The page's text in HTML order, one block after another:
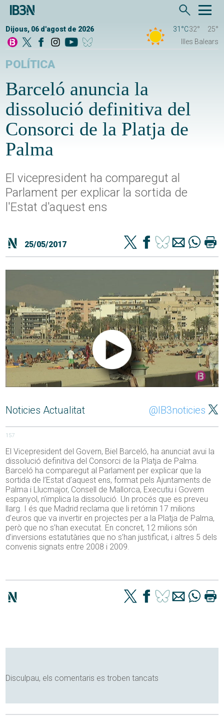
Dijous, 06 d'agost de 2026 31°C32°
25°
Illes Balears
POLÍTICA
Barceló anuncia la
dissolució definitiva del
Consorci de la Platja de
Palma
El vicepresident ha comparegut al
Parlament per explicar la sortida de
l'Estat d'aquest ens
25/05/2017
Noticies Actualitat @IB3noticies
157
El Vicepresident del Govern, Biel Barceló, ha anunciat avui la
dissolució definitiva del Consorci de la Platja de Palma.
Barceló ha comparegut al Parlament per explicar que la
sortida de l’Estat d’aquest ens, format pels Ajuntaments de
Palma i Llucmajor, Consell de Mallorca, Executiu i Govern
espanyol, n’implica la dissolució. Un procés que es preveu
llarg. I és que Madrid reclama que li retórnin 17 milions
d’euros que va invertir en projectes per a la Platja de Palma,
però que no s’han executat. En concret, 12 milions són
d’inversions estatutàries que no s’han justificat, i altres 5 dels
convenis signats entre 2008 i 2009.
Disculpau, els comentaris es troben tancats